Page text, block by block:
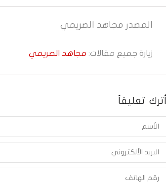
المصدر مجاهد الصريمي
زيارة جميع مقالات: مجاهد الصريمي
أترك تعليقاً